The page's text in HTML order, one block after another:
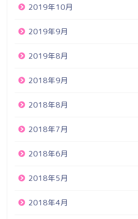
2019年10月
2019年9月
2019年8月
2018年9月
2018年8月
2018年7月
2018年6月
2018年5月
2018年4月